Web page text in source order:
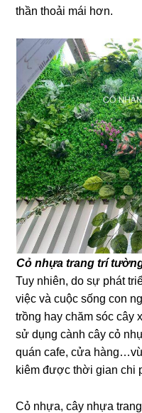
thần thoải mái hơn.
Cỏ nhựa trang trí
Tuy nhiên, do sự phát
việc và cuộc sống con
trồng hay chăm sóc cây
sử dụng cành cây cỏ
quán cafe, cửa
kiêm được thời gian chi
Cỏ nhựa, cây nhựa